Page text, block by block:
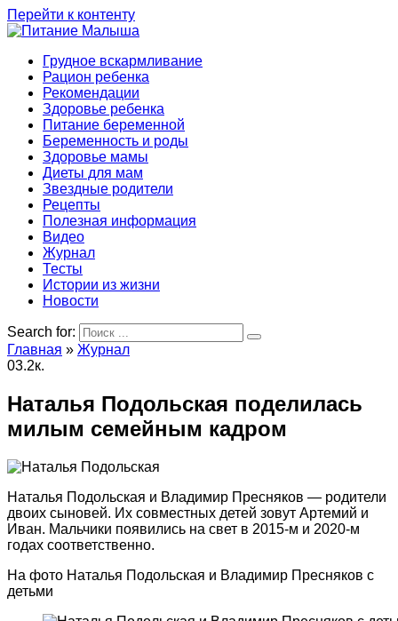
Перейти к контенту
Грудное вскармливание
Рацион ребенка
Рекомендации
Здоровье ребенка
Питание беременной
Беременность и роды
Здоровье мамы
Диеты для мам
Звездные родители
Рецепты
Полезная информация
Видео
Журнал
Тесты
Истории из жизни
Новости
Search for:
Главная » Журнал
03.2к.
Наталья Подольская поделилась
милым семейным кадром
Наталья Подольская и Владимир Пресняков — родители
двоих сыновей. Их совместных детей зовут Артемий и
Иван. Мальчики появились на свет в 2015-м и 2020-м
годах соответственно.
На фото Наталья Подольская и Владимир Пресняков с
детьми